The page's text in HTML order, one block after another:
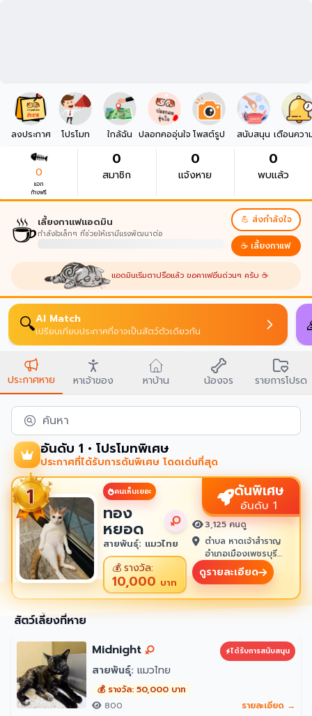
ลงประกาศ โปรโมท ใกล้ฉัน ปลอกคออุ่นใจ โพสต์รูป สนับสนุน เตือนควา
0
แจก
ก้างฟรี
0
สมาชิก
0
แจ้งหาย
0
พบแล้ว
☕เลี้ยงกาแฟแอดมิน
กำลังใจเล็กๆ ที่ช่วยให้เรามีแรงพัฒนาต่อ
💪 ส่งกำลังใจ
☕ เลี้ยงกาแฟ
แอดมินเริ่มตาปรือแล้ว ขอคาเฟอีนด่วนๆ ครับ ☕
🔍AI Match
เปรียบเทียบประกาศที่อาจเป็นสัตว์ตัวเดียวกัน
ประกาศหาย หาเจ้าของ หาบ้าน น้องจร รายการโปรด
ค้นหา
อันดับ 1 • โปรโมทพิเศษ
ประกาศที่ได้รับการดันพิเศษ โดดเด่นที่สุด
คนเห็นเยอะ
ทอง
หยอด
สายพันธุ์: แมวไทย
💰รางวัล:
10,000 บาท
ดันพิเศษ
อันดับ 1
3,125 คนดู
ตำบล หาดเจ้าสำราญ
อำเภอเมืองเพชรบุรี
เพชรบุรี 76100
ดูรายละเอียด
สัตว์เลี้ยงที่หาย
Midnight
ได้รับการสนับสนุน
สายพันธุ์: แมวไทย
💰 รางวัล: 50,000 บาท
800
รายละเอียด →